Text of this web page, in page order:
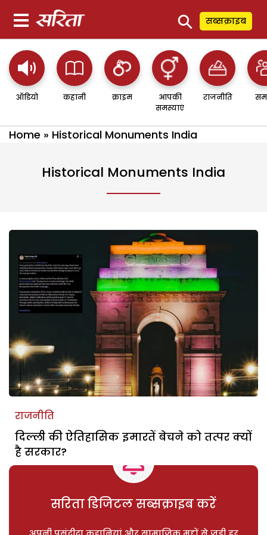
⚲ सब्सक्राइब
ऑडियो कहानी क्राइम
आपकी
समस्याएं
राजनीति
Home » Historical Monuments India
Historical Monuments India
राजनीति
दिल्ली की ऐतिहासिक इमारतें बेचने को तत्पर क्यों
है सरकार?
सरिता डिजिटल सब्सक्राइब करें